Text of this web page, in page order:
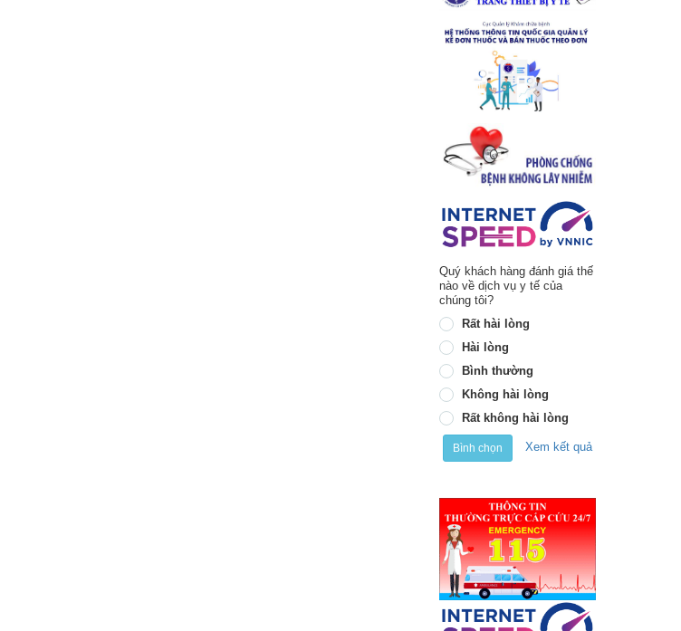
Quý khách hàng đánh giá thế
nào về dịch vụ y tế của
chúng tôi?
Rất hài lòng
Hài lòng
Bình thường
Không hài lòng
Rất không hài lòng
Bình chọn Xem kết quả